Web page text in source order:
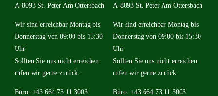
A-8093 St. Peter Am Ottersbach
Wir sind erreichbar Montag bis
Donnerstag von 09:00 bis 15:30
Uhr
Sollten Sie uns nicht erreichen
rufen wir gerne zurück.
Büro: +43 664 73 11 3003
A-8093 St. Peter Am Ottersbach
Wir sind erreichbar Montag bis
Donnerstag von 09:00 bis 15:30
Uhr
Sollten Sie uns nicht erreichen
rufen wir gerne zurück.
Büro: +43 664 73 11 3003